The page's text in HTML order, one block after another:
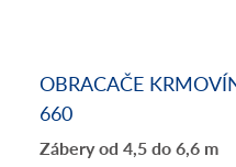
OBRACAČE
660
Zábery od 4,5 do 6,6 m